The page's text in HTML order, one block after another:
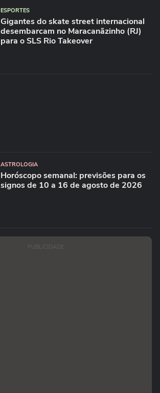
ESPORTES
Gigantes do skate street internacional
desembarcam no Maracanãzinho (RJ)
para o SLS Rio Takeover
ASTROLOGIA
Horóscopo semanal: previsões para os
signos de 10 a 16 de agosto de 2026
PUBLICIDADE